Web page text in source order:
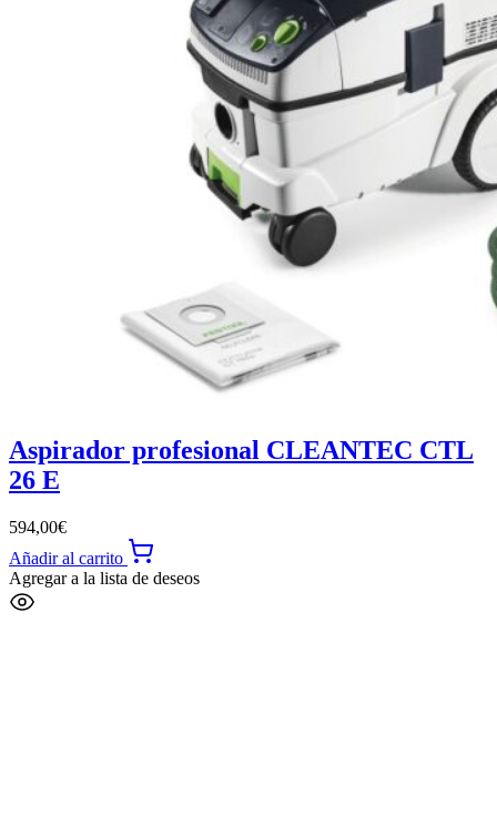
Aspirador profesional CLEANTEC CTL
26 E
594,00€
Añadir al carrito
Agregar a la lista de deseos